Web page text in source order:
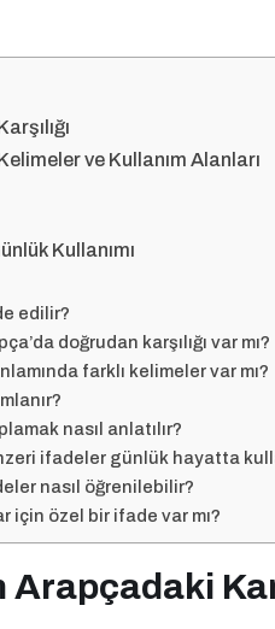
ve Kullanım Alanları
Kullanımı
edilir?
doğrudan karşılığı var mı?
farklı kelimeler var mı?
nasıl anlatılır?
ifadeler günlük hayatta
nasıl öğrenilebilir?
için özel bir ifade var mı?
Arapçadaki